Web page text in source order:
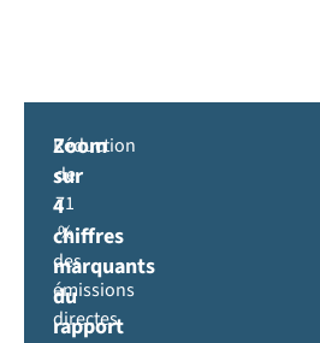
Zoom
sur
4
chiffres
marquants
du
rapport
Réduction
de
71
%
des
émissions
directes